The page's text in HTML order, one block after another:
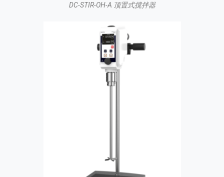
DC-STIR-OH-A 顶置式搅拌器